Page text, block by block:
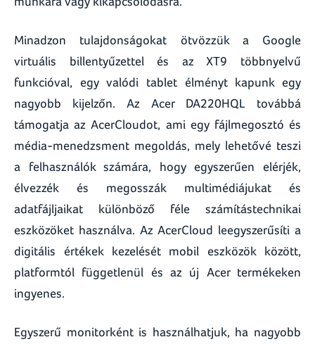
Minadzon tulajdonságokat ötvözzük a Google
virtuális billentyűzettel és az XT9 többnyelvű
funkcióval, egy valódi tablet élményt kapunk egy
nagyobb kijelzőn. Az Acer DA220HQL továbbá
támogatja az AcerCloudot, ami egy fájlmegosztó és
média-menedzsment megoldás, mely lehetővé teszi
a felhasználók számára, hogy egyszerűen elérjék,
élvezzék és megosszák multimédiájukat és
adatfájljaikat különböző féle számítástechnikai
eszközöket használva. Az AcerCloud leegyszerűsíti a
digitális értékek kezelését mobil eszközök között,
platformtól függetlenül és az új Acer termékeken
ingyenes.
Egyszerű monitorként is használhatjuk, ha nagyobb